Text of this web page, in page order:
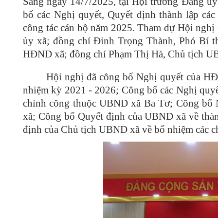
bố các Nghị quyết, Quyết định thành lập
công tác cán bộ năm 2025. Tham dự Hội
ủy xã; đồng chí Đinh Trọng Thành, Phó Bí
HĐND xã; đồng chí Phạm Thị Hà, Chủ tịch
Hội nghị đã công bố Nghị quyết của
nhiệm kỳ 2021 - 2026; Công bố các Nghị
chính công thuộc UBND xã Ba Tơ; Công bố
xã; Công bố Quyết định của UBND xã về
định của Chủ tịch UBND xã về bổ nhiệm các